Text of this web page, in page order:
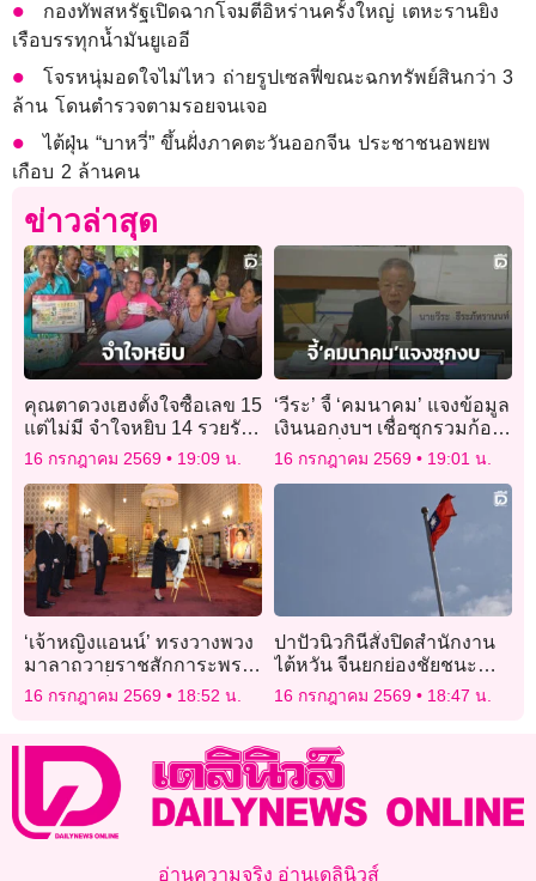
กองทัพสหรัฐเปิดฉากโจมตีอิหร่านครั้งใหญ่ เตหะรานยิง
เรือบรรทุกน้ำมันยูเออี
โจรหนุ่มอดใจไม่ไหว ถ่ายรูปเซลฟี่ขณะฉกทรัพย์สินกว่า 3
ล้าน โดนตำรวจตามรอยจนเจอ
ไต้ฝุ่น “บาหวี่” ขึ้นฝั่งภาคตะวันออกจีน ประชาชนอพยพ
เกือบ 2 ล้านคน
ข่าวล่าสุด
คุณตาดวงเฮงตั้งใจซื้อเลข 15
แต่ไม่มี จำใจหยิบ 14 รวยรับ
6 ล้านบาท
16 กรกฎาคม 2569 19:09 น.
‘วีระ’ จี้ ‘คมนาคม’ แจงข้อมูล
เงินนอกงบฯ เชื่อซุกรวมก้อน
โต 5 หมื่นล้าน
16 กรกฎาคม 2569 19:01 น.
‘เจ้าหญิงแอนน์’ ทรงวางพวง
มาลาถวายราชสักการะพระ
โกศ ‘สมเด็จพระพันปีหลวง-
เจ้าฟ้าพัชรกิติยาภาฯ’
16 กรกฎาคม 2569 18:52 น.
ปาปัวนิวกินีสั่งปิดสำนักงาน
ไต้หวัน จีนยกย่องชัยชนะ
ทางการทูต
16 กรกฎาคม 2569 18:47 น.
อ่านความจริง อ่านเดลินิวส์